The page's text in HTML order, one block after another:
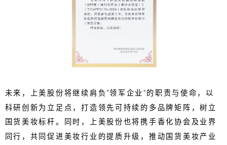
未来，上美股份将继续肩负“领军企业”的职责与使命，以
科研创新为立足点，打造领先可持续的多品牌矩阵，树立
国货美妆标杆。同时，上美股份也将携手香化协会及业界
同行，共同促进美妆行业的提质升级，推动国货美妆产业